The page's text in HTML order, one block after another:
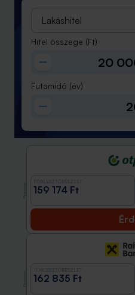
Lakáshitel
Hitel összege (Ft)
Futamidő (év)
159 174 Ft
162 835 Ft